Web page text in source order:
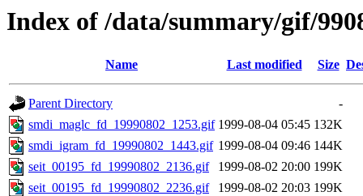
Index of /data/summary/gif/
Name Last modified Size
Parent Directory
-
smdi_maglc_fd_19990802_1253.gif 1999-08-04 05:45 132K
smdi_igram_fd_19990802_1443.gif 1999-08-04 09:46 144K
seit_00195_fd_19990802_2136.gif
1999-08-02 20:00 199K
seit_00195_fd_19990802_2236.gif
1999-08-02 20:03 199K